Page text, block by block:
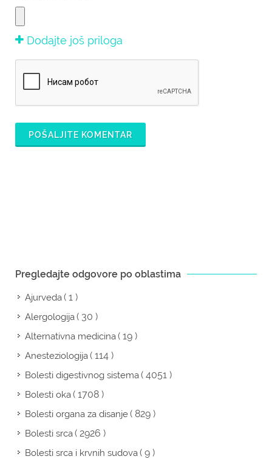
Dodajte još priloga
POŠALJITE KOMENTAR
Pregledajte odgovore po oblastima
Ajurveda( 1 )
Alergologija( 30 )
Alternativna medicina( 19 )
Anesteziologija( 114 )
Bolesti digestivnog sistema( 4051 )
Bolesti oka( 1708 )
Bolesti organa za disanje( 829 )
Bolesti srca( 2926 )
Bolesti srca i krvnih sudova( 9 )